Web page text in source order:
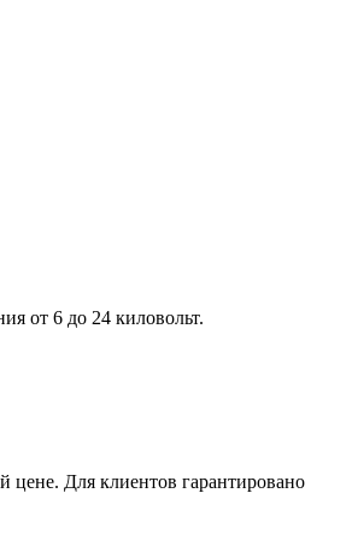
от 6 до 24 киловольт.
Для клиентов гарантировано